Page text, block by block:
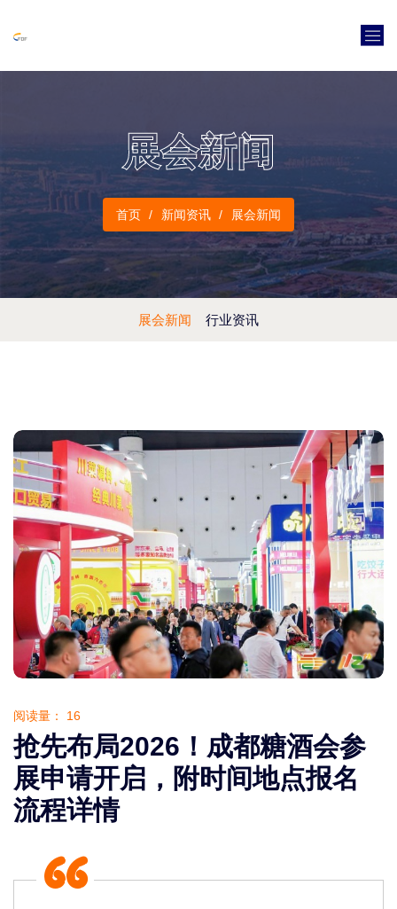
展会新闻
首页 新闻资讯 展会新闻
展会新闻 行业资讯
阅读量： 16
抢先布局2026！成都糖酒会参
展申请开启，附时间地点报名
流程详情